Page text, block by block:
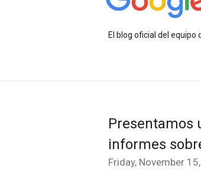
El blog oficial del equipo
Presentamos
informes
Friday, November